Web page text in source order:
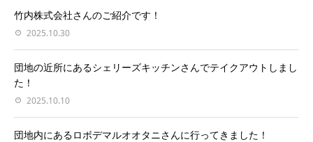
竹内株式会社さんのご紹介です！
2025.10.30
団地の近所にあるシェリーズキッチンさんでテイクアウトしまし
た！
2025.10.10
団地内にあるロボデマルオオタニさんに行ってきました！